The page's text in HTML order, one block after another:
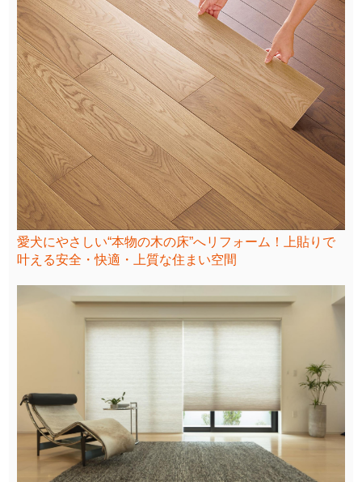
愛犬にやさしい“本物の木の床”へリフォーム！上貼りで
叶える安全・快適・上質な住まい空間